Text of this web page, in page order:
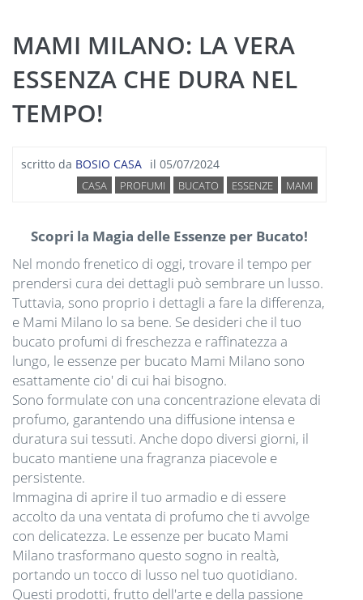
MAMI MILANO: LA VERA
ESSENZA CHE DURA NEL
TEMPO!
scritto da BOSIO CASA il 05/07/2024
CASA PROFUMI BUCATO ESSENZE MAMI
Scopri la Magia delle Essenze per Bucato!
Nel mondo frenetico di oggi, trovare il tempo per
prendersi cura dei dettagli può sembrare un lusso.
Tuttavia, sono proprio i dettagli a fare la differenza,
e Mami Milano lo sa bene. Se desideri che il tuo
bucato profumi di freschezza e raffinatezza a
lungo, le essenze per bucato Mami Milano sono
esattamente cio' di cui hai bisogno.
Sono formulate con una concentrazione elevata di
profumo, garantendo una diffusione intensa e
duratura sui tessuti. Anche dopo diversi giorni, il
bucato mantiene una fragranza piacevole e
persistente.
Immagina di aprire il tuo armadio e di essere
accolto da una ventata di profumo che ti avvolge
con delicatezza. Le essenze per bucato Mami
Milano trasformano questo sogno in realtà,
portando un tocco di lusso nel tuo quotidiano.
Questi prodotti, frutto dell'arte e della passione